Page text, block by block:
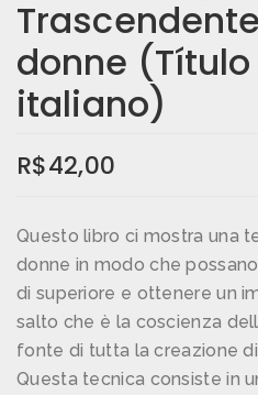
donne
italiano)
R$42,00
Questo libro ci mostra una
donne in modo che
di superiore e ottenere un
salto che è la coscienza
fonte di tutta la creazione
Questa tecnica consiste in